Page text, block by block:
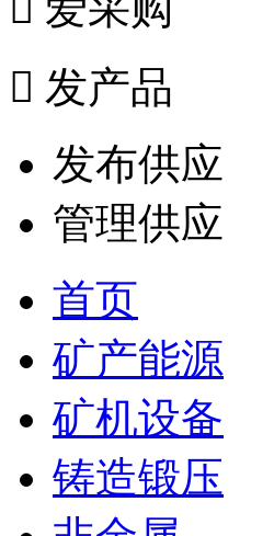
 发产品
发布供应
管理供应
首页
矿产能源
矿机设备
铸造锻压